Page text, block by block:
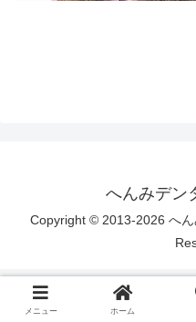
へんみデン
Copyright © 2013-2026 へ
メニュー ホーム